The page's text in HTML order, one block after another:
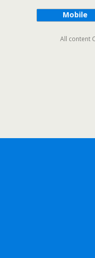
Mobile
All content